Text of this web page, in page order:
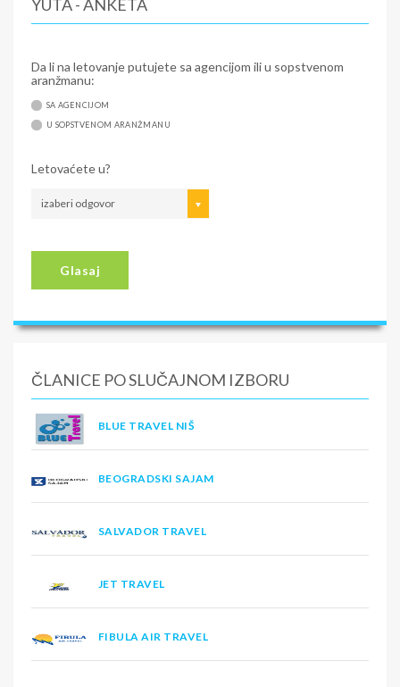
YUTA - ANKETA
Da li na letovanje putujete sa agencijom ili u sopstvenom
aranžmanu:
SA AGENCIJOM
U SOPSTVENOM ARANŽMANU
Letovaćete u?
izaberi odgovor
Glasaj
ČLANICE PO SLUČAJNOM IZBORU
BLUE TRAVEL NIŠ
BEOGRADSKI SAJAM
SALVADOR TRAVEL
JET TRAVEL
FIBULA AIR TRAVEL